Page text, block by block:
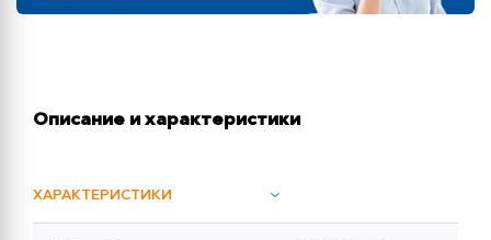
Описание и характеристики
ХАРАКТЕРИСТИКИ